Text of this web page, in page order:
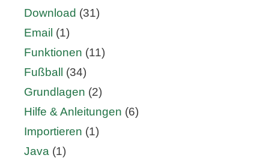
Download (31)
Email (1)
Funktionen (11)
Fußball
(34)
Grundlagen (2)
Hilfe & Anleitungen (6)
Importieren (1)
Java (1)